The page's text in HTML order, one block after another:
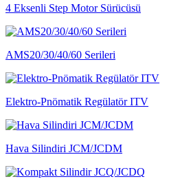
4 Eksenli Step Motor Sürücüsü
AMS20/30/40/60 Serileri
Elektro-Pnömatik Regülatör ITV
Hava Silindiri JCM/JCDM